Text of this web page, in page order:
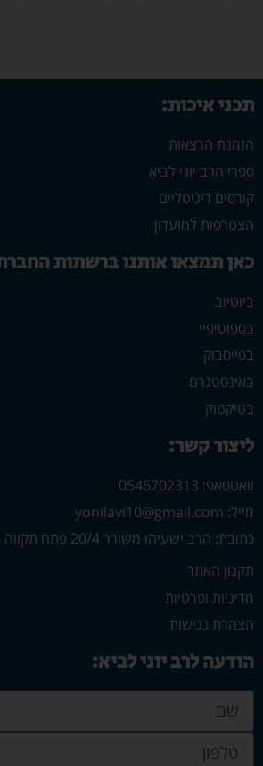
תכני איכות:
הזמנת הרצאות
ספרי הרב יוני לביא
קורסים דיגיטליים
הצטרפות למועדון
כאן תמצאו אותנו ברשתות
ביוטיוב
בספוטיפיי
בפייסבוק
באינסטגרם
בטיקטוק
ליצור קשר:
וואטסאפ: 0546702313
מייל: yonilavi10@gmail.com
כתובת: הרב ישעיהו משורר 20/4 פתח תקווה
תקנון האתר
מדיניות ופרטיות
הצהרת נגישות
הודעה לרב יוני לביא: